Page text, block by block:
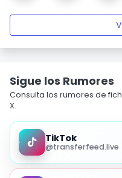
Sigue los Rumores
Consulta los rumores de
X.
TikTok
@transferfeed.live